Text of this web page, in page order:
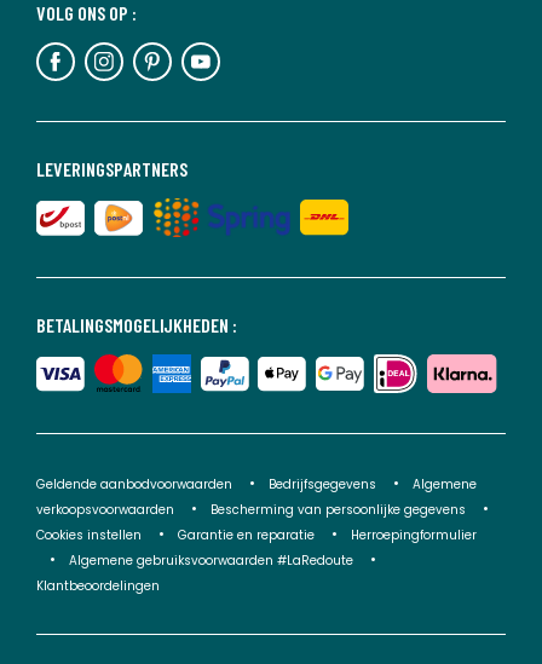
BETALINGSMOGELIJKHEDEN :
LEVERINGSPARTNERS
VOLG ONS OP :
Geldende aanbodvoorwaarden Bedrijfsgegevens
Algemene
verkoopsvoorwaarden
Bescherming van persoonlijke gegevens
Cookies instellen
Garantie en reparatie
Herroepingformulier
Algemene gebruiksvoorwaarden #LaRedoute
Klantbeoordelingen